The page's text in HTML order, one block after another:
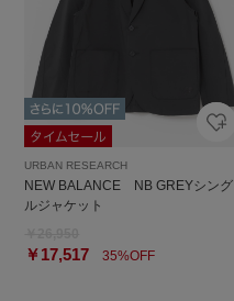
URBAN RESEARCH
NEW BALANCE NB GREYシング
ルジャケット
￥17,517 35%OFF